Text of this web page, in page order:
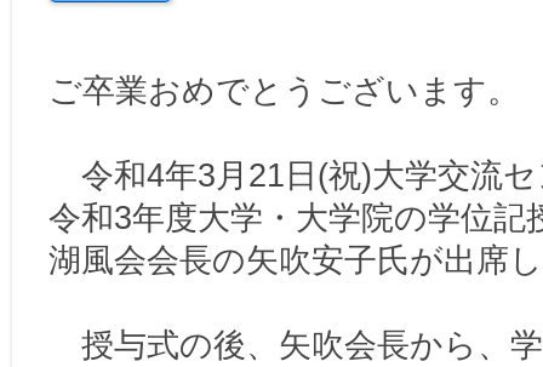
ご卒業おめでとうございます。
令和4年3月21日(祝)大学交流
令和3年度大学・大学院の学位記
湖風会会長の矢吹安子氏が出席
授与式の後、矢吹会長から、